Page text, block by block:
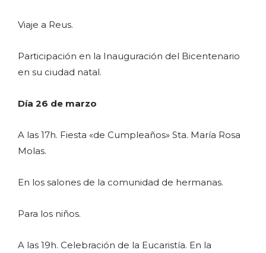
Viaje a Reus.
Participación en la Inauguración del Bicentenario
en su ciudad natal.
Día 26 de marzo
A las 17h. Fiesta «de Cumpleaños» Sta. María Rosa
Molas.
En los salones de la comunidad de hermanas.
Para los niños.
A las 19h. Celebración de la Eucaristía. En la